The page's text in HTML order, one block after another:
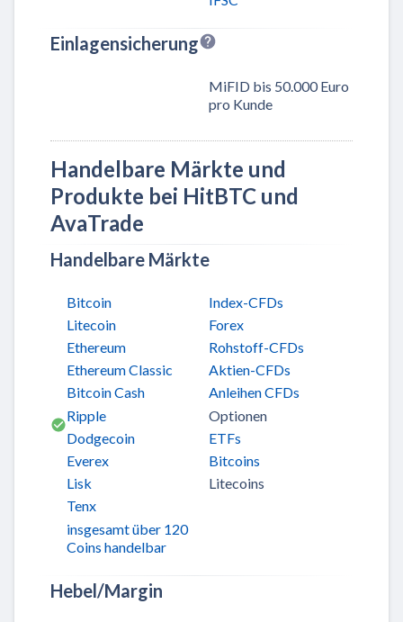
Einlagensicherung
MiFID bis 50.000 Euro
pro Kunde
Handelbare Märkte und
Produkte bei HitBTC und
AvaTrade
Handelbare Märkte
Bitcoin
Litecoin
Ethereum
Ethereum Classic
Bitcoin Cash
Ripple
Dodgecoin
Everex
Lisk
Tenx
insgesamt über 120
Coins handelbar
Index-CFDs
Forex
Rohstoff-CFDs
Aktien-CFDs
Anleihen CFDs
Optionen
ETFs
Bitcoins
Litecoins
Hebel/Margin